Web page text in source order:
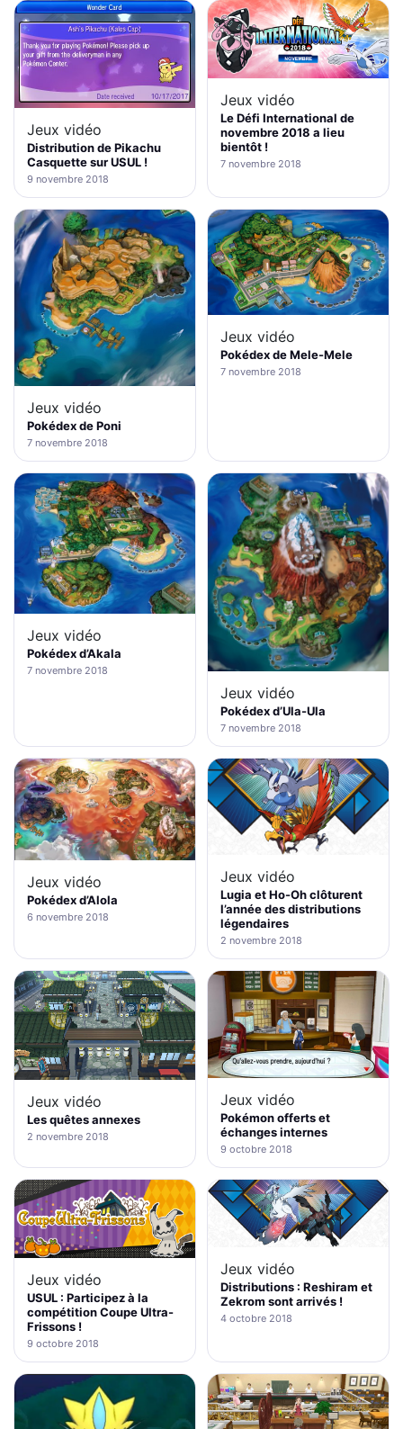
Jeux vidéo
Distribution de Pikachu
Casquette sur USUL !
9 novembre 2018
Jeux vidéo
Le Défi International de
novembre 2018 a lieu
bientôt !
7 novembre 2018
Jeux vidéo
Pokédex de Poni
7 novembre 2018
Jeux vidéo
Pokédex de Mele-Mele
7 novembre 2018
Jeux vidéo
Pokédex d’Akala
7 novembre 2018
Jeux vidéo
Pokédex d’Ula-Ula
7 novembre 2018
Jeux vidéo
Pokédex d’Alola
6 novembre 2018
Jeux vidéo
Lugia et Ho-Oh clôturent
l’année des distributions
légendaires
2 novembre 2018
Jeux vidéo
Les quêtes annexes
2 novembre 2018
Jeux vidéo
Pokémon offerts et
échanges internes
9 octobre 2018
Jeux vidéo
USUL : Participez à la
compétition Coupe Ultra-
Frissons !
9 octobre 2018
Jeux vidéo
Distributions : Reshiram et
Zekrom sont arrivés !
4 octobre 2018